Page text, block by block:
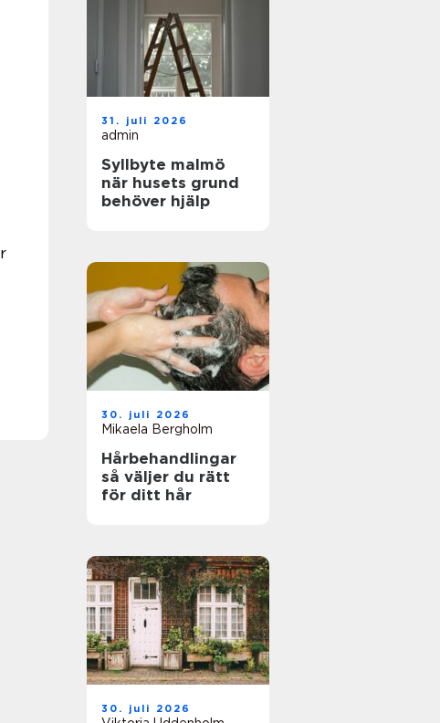
31. juli 2026
admin
Syllbyte malmö
när husets grund
behöver hjälp
30. juli 2026
Mikaela Bergholm
Hårbehandlingar
så väljer du rätt
för ditt hår
30. juli 2026